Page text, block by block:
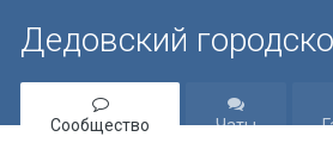
Дедовский
Сообщество Чаты